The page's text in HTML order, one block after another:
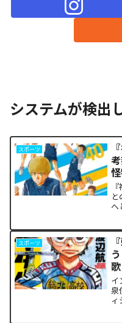
システムが検出
スポーツ
へ
阿
スポーツ
イ
泉
ィ